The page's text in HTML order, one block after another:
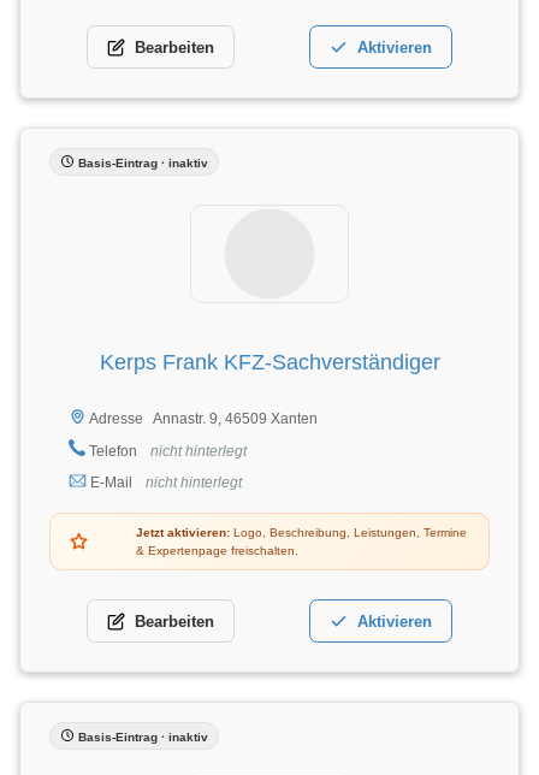
Bearbeiten Aktivieren
Basis-Eintrag · inaktiv
Kerps Frank KFZ-Sachverständiger
Adresse
Annastr. 9, 46509 Xanten
Telefon
nicht hinterlegt
E-Mail
nicht hinterlegt
Jetzt aktivieren: Logo, Beschreibung, Leistungen, Termine
& Expertenpage freischalten.
Bearbeiten Aktivieren
Basis-Eintrag · inaktiv